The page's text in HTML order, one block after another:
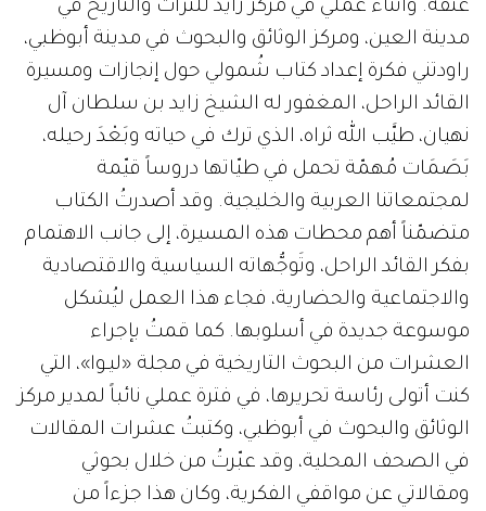
عُنقه. وأثناء عملي في مركز زايد للتراث والتاريخ في
مدينة العين، ومركز الوثائق والبحوث في مدينة أبوظبي،
راودتني فكرة إعداد كتاب شُمولي حول إنجازات ومسيرة
القائد الراحل، المغفور له الشيخ زايد بن سلطان آل
نهيان، طيَّب الله ثراه، الذي ترك في حياته وبَعْدَ رحيله،
بَصَمَات مُهمّة تحمل في طيّاتها دروساً قيّمة
لمجتمعاتنا العربية والخليجية. وقد أصدرتُ الكتاب
متضمّناً أهم محطات هذه المسيرة، إلى جانب الاهتمام
بفكر القائد الراحل، وتَوجُّهاته السياسية والاقتصادية
والاجتماعية والحضارية، فجاء هذا العمل ليُشكل
موسوعة جديدة في أسلوبها. كما قمتُ بإجراء
العشرات من البحوث التاريخية في مجلة «ليـوا»، التي
كنت أتولى رئاسة تحريرها، في فترة عملي نائباً لمدير مركز
الوثائق والبحوث في أبوظبي، وكتبتُ عشرات المقالات
في الصحف المحلية، وقد عبّرتُ من خلال بحوثي
ومقالاتي عن مواقفي الفكرية، وكان هذا جزءاً من